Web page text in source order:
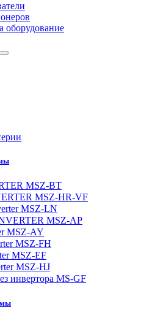
оборудование
MSZ-BT
MSZ-HR-VF
MSZ-LN
MSZ-AP
MSZ-AY
MSZ-FH
MSZ-EF
MSZ-HJ
инвертора MS-GF